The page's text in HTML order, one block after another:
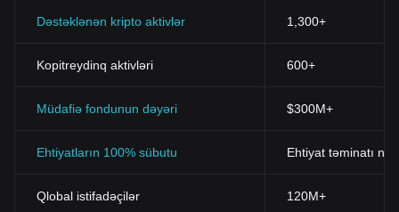
Dəstəklənən kripto aktivlər 1,300+
Kopitreydinq aktivləri 600+
Müdafiə fondunun dəyəri $300M+
Ehtiyatların 100% sübutu Ehtiyat təminatı
Qlobal istifadəçilər 120M+